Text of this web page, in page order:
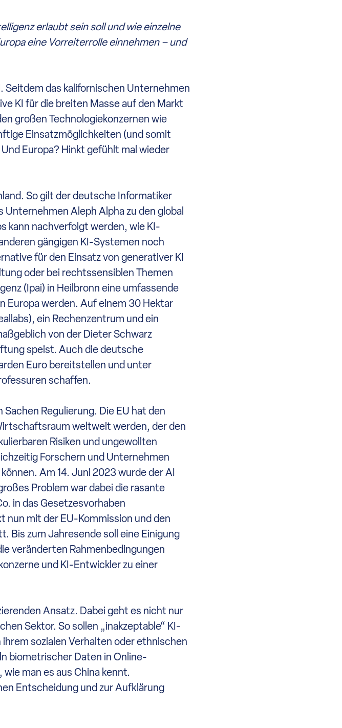
erlaubt sein soll und wie einzelne
eine Vorreiterrolle einnehmen – und
Seitdem das kalifornischen Unternehmen
KI für die breiten Masse auf den Markt
großen Technologiekonzernen wie
Einsatzmöglichkeiten (und somit
Europa? Hinkt gefühlt mal wieder
So gilt der deutsche Informatiker
Aleph Alpha zu den global
kann nachverfolgt werden, wie KI-
gängigen KI-Systemen noch
für den Einsatz von generativer KI
oder bei rechtssensiblen Themen
(Ipai) in Heilbronn eine umfassende
Europa werden. Auf einem 30 Hektar
ein Rechenzentrum und ein
von der Dieter Schwarz
speist. Auch die deutsche
Euro bereitstellen und unter
schaffen.
Regulierung. Die EU hat den
weltweit werden, der den
Risiken und ungewollten
Forschern und Unternehmen
Am 14. Juni 2023 wurde der AI
Problem war dabei die rasante
in das Gesetzesvorhaben
nun mit der EU-Kommission und den
Bis zum Jahresende soll eine Einigung
veränderten Rahmenbedingungen
und KI-Entwickler zu einer
Ansatz. Dabei geht es nicht nur
Sektor. So sollen „inakzeptable“ KI-
sozialen Verhalten oder ethnischen
biometrischer Daten in Online-
man es aus China kennt.
Entscheidung und zur Aufklärung
KONTAKT
Ansprechpartner/-innen